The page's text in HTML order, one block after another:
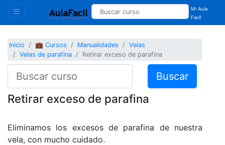
Mi Aula
Facil
Inicio 💼 Cursos Manualidades
Velas
Velas de parafina
Retirar exceso de parafina
Buscar
Retirar exceso de parafina
Eliminamos los excesos de parafina de nuestra
vela, con mucho cuidado.